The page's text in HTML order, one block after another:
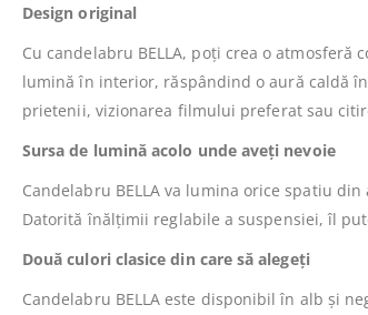
Design original
Cu candelabru BELLA, poți crea o
lumină în interior, răspândind o aură caldă
prietenii, vizionarea filmului preferat sau
Sursa de lumină acolo unde aveți nevoie
Candelabru BELLA va lumina orice spatiu
Datorită înălțimii reglabile a suspensiei, îl
Două culori clasice din care să alegeți
Candelabru BELLA este disponibil în alb și